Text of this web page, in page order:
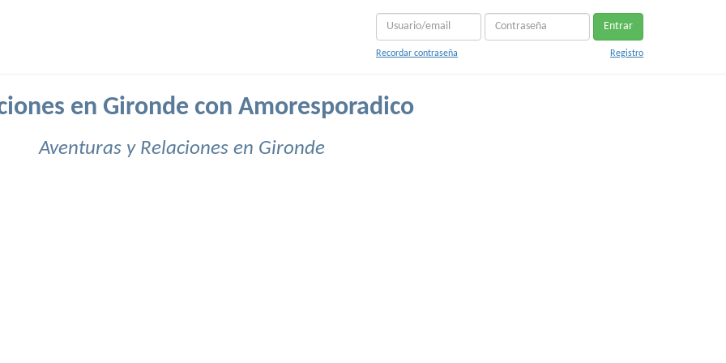
Entrar
Recordar contraseña Registro
en Gironde con Amoresporadico
Aventuras y Relaciones en Gironde